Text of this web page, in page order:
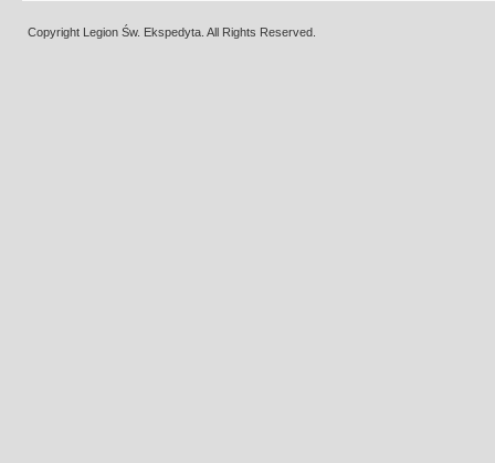
Copyright Legion Św. Ekspedyta. All Rights Reserved.